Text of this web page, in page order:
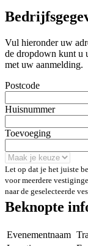
Vul hieronder uw
de dropdown kunt u
met uw aanmelding.
Postcode
Huisnummer
Toevoeging
Let op dat je het juiste
voor meerdere
naar de geselecteerde
Beknopte
Evenementnaam